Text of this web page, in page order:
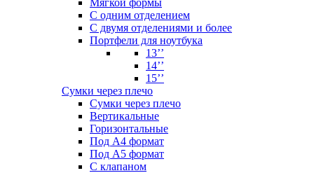
Мягкой формы
С одним отделением
С двумя отделениями и более
Портфели для ноутбука
13’’
14’’
15’’
Сумки через плечо
Сумки через плечо
Вертикальные
Горизонтальные
Под А4 формат
Под А5 формат
С клапаном